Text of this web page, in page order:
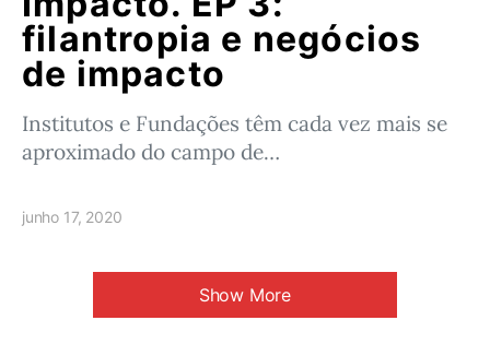
filantropia e negócios
de impacto
Institutos e Fundações têm cada vez mais se
aproximado do campo de…
junho 17, 2020
Show More